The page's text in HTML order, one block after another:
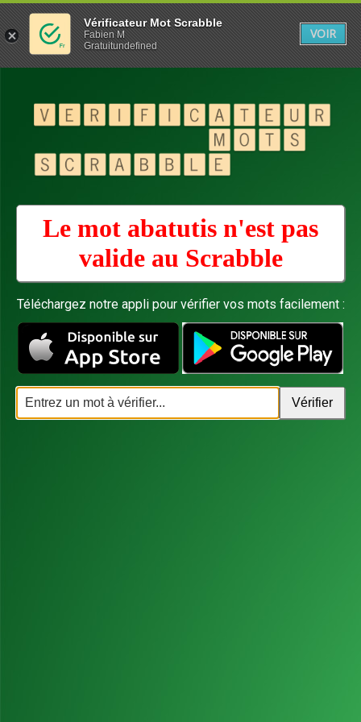
Le mot abatutis n'est pas
valide au Scrabble
Téléchargez notre appli pour vérifier vos mots facilement :
Vérificateur Mot Scrabble
Fabien M
Gratuitundefined
VOIR